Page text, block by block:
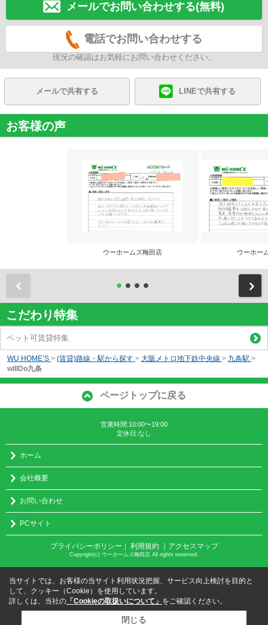
メールでお問い合わせする(無料)
電話でお問い合わせする
現況の確認はお気軽にお問い合わせください。
メールで共有する LINEで共有する
お客様の声
ウーホームズ梅田店 ウーホー
こだわり特集
ペット可賃貸特集
WU HOME’S > (賃貸)路線・駅から探す > 大阪メトロ地下鉄中央線 > 九条駅 >
willDo九条
ページトップに戻る
営業時間:10:00〜19:00
定休日:なし
ホーム
会社概要
お問い合わせ
PCサイト
プライバシーポリシー 利用規約 ｜アクセスマップ
Copyright(c) ウーホームズ梅田店 All rights reserved.
当サイトでは、お客様の当サイト利用状況把握、サービス向上検討を目的と
して、クッキー（Cookie）を使用しています。
詳しくは、当社の 「Cookieの取扱いについて」 をご確認ください。
閉じる